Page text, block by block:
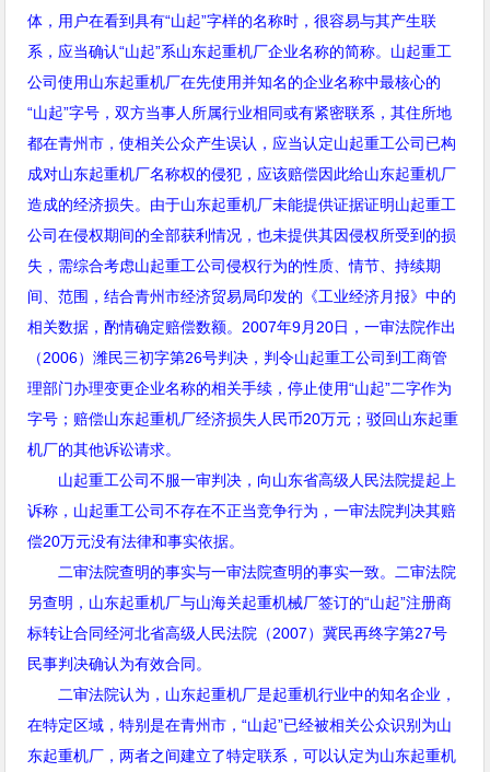
体，用户在看到具有“山起”字样的名称时，很容易与其产生联
系，应当确认“山起”系山东起重机厂企业名称的简称。山起重工
公司使用山东起重机厂在先使用并知名的企业名称中最核心的
“山起”字号，双方当事人所属行业相同或有紧密联系，其住所地
都在青州市，使相关公众产生误认，应当认定山起重工公司已构
成对山东起重机厂名称权的侵犯，应该赔偿因此给山东起重机厂
造成的经济损失。由于山东起重机厂未能提供证据证明山起重工
公司在侵权期间的全部获利情况，也未提供其因侵权所受到的损
失，需综合考虑山起重工公司侵权行为的性质、情节、持续期
间、范围，结合青州市经济贸易局印发的《工业经济月报》中的
相关数据，酌情确定赔偿数额。 2007年9月 20日，一审法院作出
（2006）潍民三初字第26号判决，判令山起重工公司到工商管
理部门办理变更企业名称的相关手续，停止使用“山起”二字作为
字号；赔偿山东起重机厂经济损失人民币20万元；驳回山东起重
机厂的其他诉讼请求。
山起重工公司不服一审判决，向山东省高级人民法院提起上
诉称，山起重工公司不存在不正当竞争行为，一审法院判决其赔
偿20万元没有法律和事实依据。
二审法院查明的事实与一审法院查明的事实一致。二审法院
另查明，山东起重机厂与山海关起重机械厂签订的“山起”注册商
标转让合同经河北省高级人民法院（2007）冀民再终字第27号
民事判决确认为有效合同。
二审法院认为，山东起重机厂是起重机行业中的知名企业，
在特定区域，特别是在青州市，“山起”已经被相关公众识别为山
东起重机厂，两者之间建立了特定联系，可以认定为山东起重机